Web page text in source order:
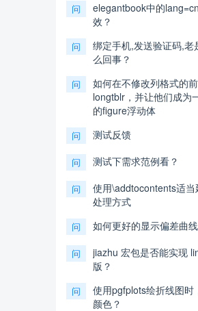
问
elegantbook中的
效？
问
绑定手机,发送验证码,老
么回事？
问
如何在不修改列格式的
longtblr，并让他们成为
的figure浮动体
问 测试反馈
问 测试下需求范例看？
问
使用\addtocontents适
处理方式
问 如何更好的显示偏差曲
问
jiazhu 宏包是否能实现
版？
问
使用pgfplots绘折线图时
颜色？